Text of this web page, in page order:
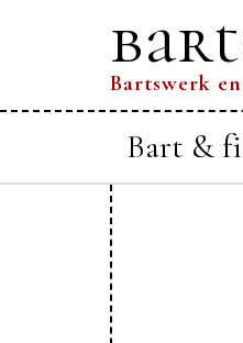
Bartswerk
Bart &